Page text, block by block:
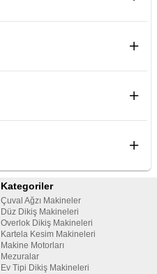
Kategoriler
Çuval Ağzı Makineler
Düz Dikiş Makineleri
Overlok Dikiş Makineleri
Kartela Kesim Makineleri
Makine Motorları
Mezuralar
Ev Tipi Dikiş Makineleri